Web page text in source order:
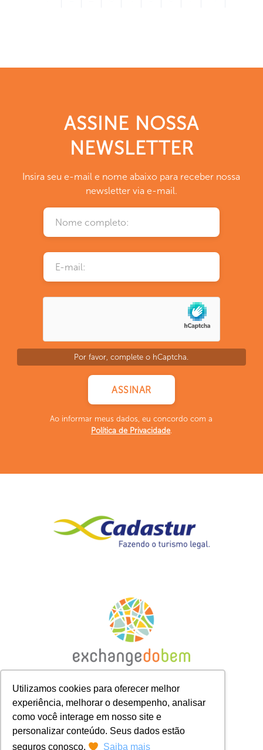
Utilizamos cookies para oferecer melhor
experiência, melhorar o desempenho, analisar
como você interage em nosso site e
personalizar conteúdo. Seus dados estão
seguros conosco.
Saiba mais
ASSINE NOSSA
NEWSLETTER
Insira seu e-mail e nome abaixo para receber nossa
newsletter via e-mail.
Por favor, complete o hCaptcha.
Ao informar meus dados, eu concordo com a
Política de Privacidade.